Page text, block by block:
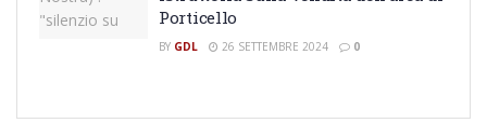
Porticello
BY GDL 26 SETTEMBRE 2024 0